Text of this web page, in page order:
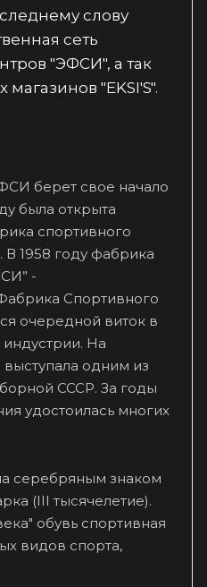
слову
сеть
"ЭФСИ", а так
"EKSI'S".
берет свое начало
была открыта
спортивного
В 1958 году фабрика
-
Спортивного
очередной виток в
индустрии. На
одним из
СССР. За годы
удостоилась многих
серебряным знаком
(III тысячелетие).
обувь спортивная
видов спорта,